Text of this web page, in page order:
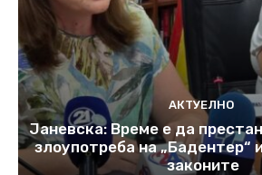
АКТУЕЛНО
Јаневска: Време е да
злоупотреба на „Бадентер“
законите